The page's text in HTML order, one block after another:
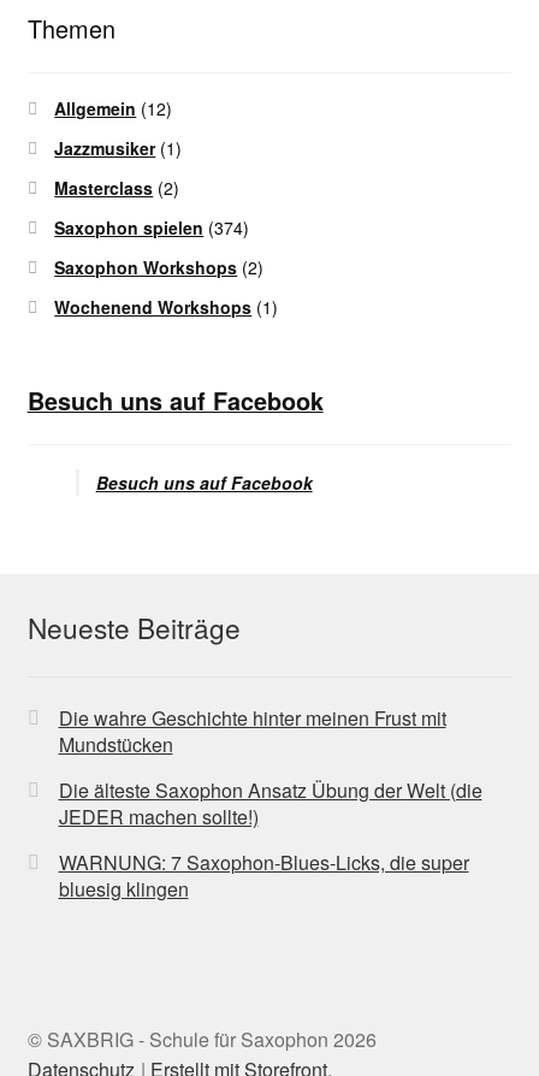
Themen
Allgemein (12)
Jazzmusiker(1)
Masterclass (2)
Saxophon spielen (374)
Saxophon Workshops (2)
Wochenend Workshops (1)
Besuch uns auf Facebook
Besuch uns auf Facebook
Neueste Beiträge
Die wahre Geschichte hinter meinen Frust mit
Mundstücken
Die älteste Saxophon Ansatz Übung der Welt (die
JEDER machen sollte!)
WARNUNG: 7 Saxophon-Blues-Licks, die super
bluesig klingen
© SAXBRIG - Schule für Saxophon 2026
Datenschutz
Erstellt mit Storefront.